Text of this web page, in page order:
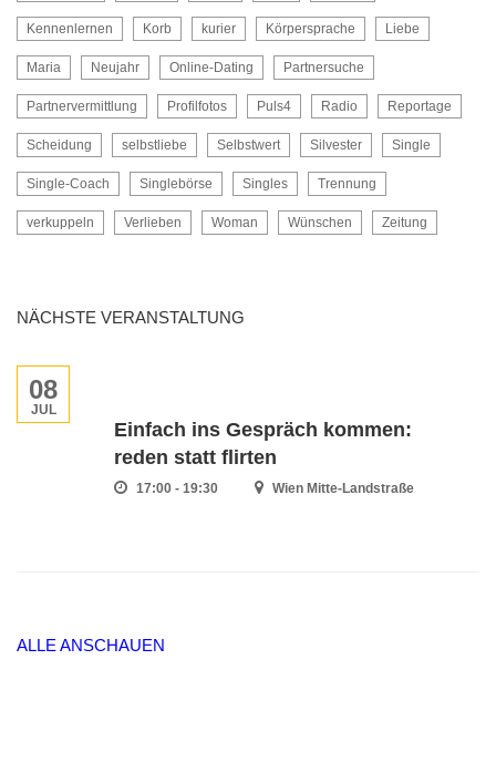
Kennenlernen Korb kurier Körpersprache Liebe
Maria Neujahr Online-Dating Partnersuche
Partnervermittlung Profilfotos Puls4 Radio Reportage
Scheidung selbstliebe Selbstwert Silvester Single
Single-Coach Singlebörse Singles Trennung
verkuppeln Verlieben Woman Wünschen Zeitung
NÄCHSTE VERANSTALTUNG
08
JUL
Einfach ins Gespräch kommen:
reden statt flirten
17:00 - 19:30 Wien Mitte-Landstraße
ALLE ANSCHAUEN